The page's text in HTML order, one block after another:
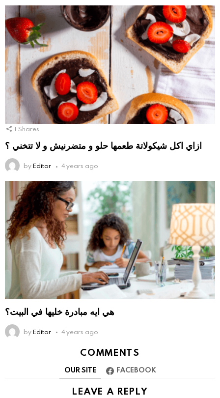
1 Shares
ازاي اكل شيكولاتة طعمها حلو و متضرنيش و لا تتخني ؟
byEditor 4 years ago
هي ايه مبادرة خليها في البيت؟
byEditor 4 years ago
COMMENTS
OUR SITE FACEBOOK
LEAVE A REPLY